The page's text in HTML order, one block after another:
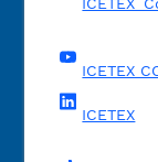
ICETEX
ICETEX